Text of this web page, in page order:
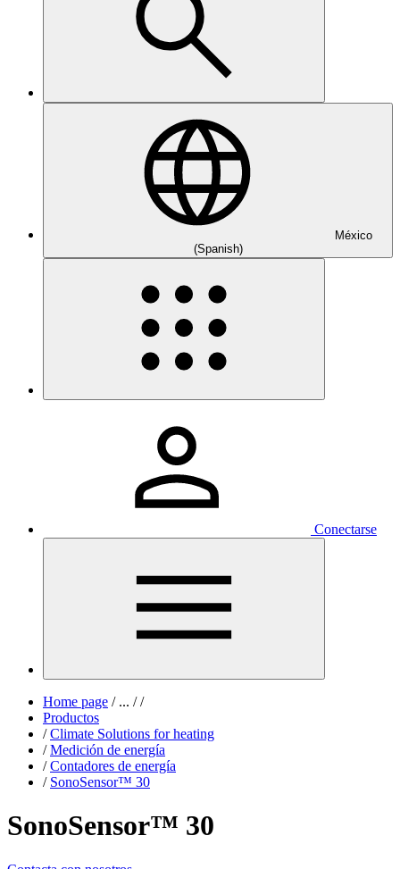
México
(Spanish)
Conectarse
Home page /... / /
Productos
/ Climate Solutions for heating
/ Medición de energía
/ Contadores de energía
/ SonoSensor™ 30
SonoSensor™ 30